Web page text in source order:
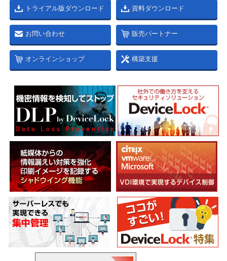
トライアル版ダウンロード 資料ダウンロード
お問い合わせ 販売パートナー
オンラインショップ 構築支援